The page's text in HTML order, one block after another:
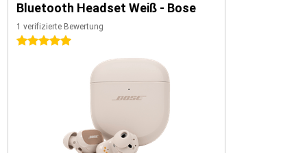
Bluetooth Headset Weiß - Bose
1 verifizierte Bewertung
5 Sterne